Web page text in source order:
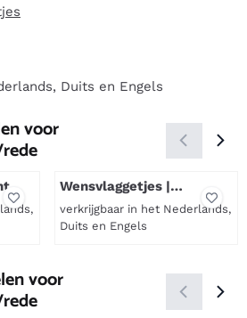
Duits en Engels
voor
Wensvlaggetjes |
Levensreis
verkrijgbaar in het Nederlands,
Duits en Engels
voor